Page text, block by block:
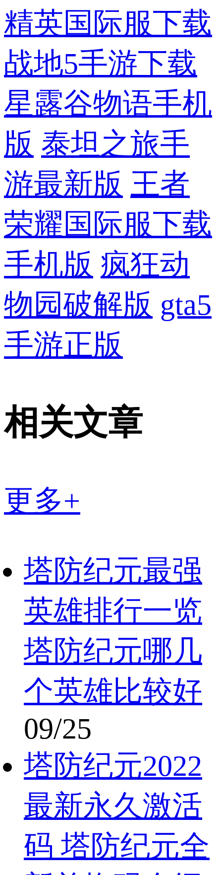
精英国际服下载
战地5手游下载
星露谷物语手机
版 泰坦之旅手
游最新版 王者
荣耀国际服下载
手机版 疯狂动
物园破解版 gta5
手游正版
相关文章
更多+
塔防纪元最强
英雄排行一览
塔防纪元哪几
个英雄比较好
09/25
塔防纪元2022
最新永久激活
码 塔防纪元全